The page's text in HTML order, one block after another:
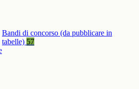
Bandi di concorso (da pubblicare in
tabelle) 57